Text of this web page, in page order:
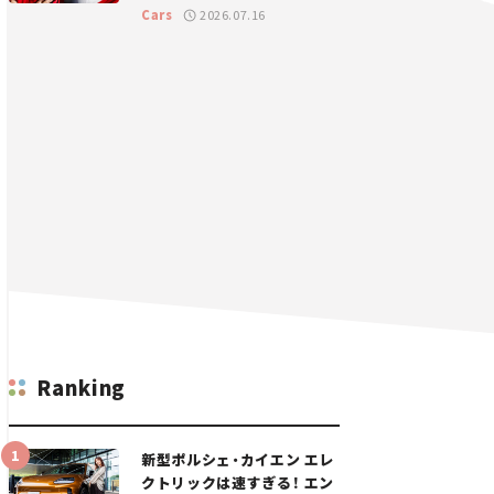
GT 2026開幕戦 岡山国際サ
Cars 2026.07.16
Ranking
新型ポルシェ・カイエン エレ
クトリックは速すぎる！ エン